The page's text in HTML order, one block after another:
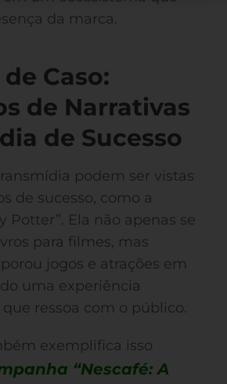
da marca.
Caso:
de Narrativas
de Sucesso
podem ser vistas
de sucesso, como a
Potter”. Ela não apenas se
para filmes, mas
jogos e atrações em
uma experiência
ressoa com o público.
exemplifica isso
“Nescafé: A